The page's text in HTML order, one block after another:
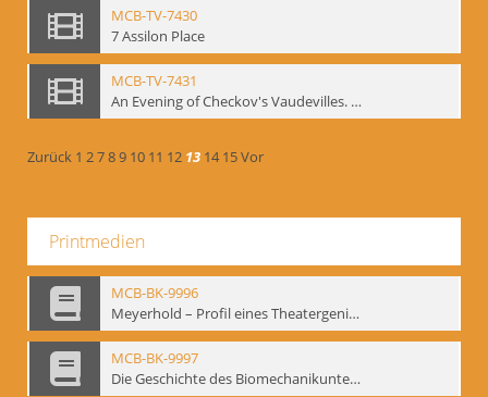
MCB-TV-7430
7 Assilon Place
MCB-TV-7431
An Evening of Checkov's Vaudevilles. The Evils of Tobacco, The Bear, The Marriage Proposal
Zurück 1 2789 10 11 12 13 14 15Vor
Printmedien
MCB-BK-9996
Meyerhold – Profil eines Theatergenies. Vortrag. Arbeitsdemonstration - interne Signatur: BM-prt-203
MCB-BK-9997
Die Geschichte des Biomechanikunterrichts im Theater der Satire - interne Signatur: BM-prt-204